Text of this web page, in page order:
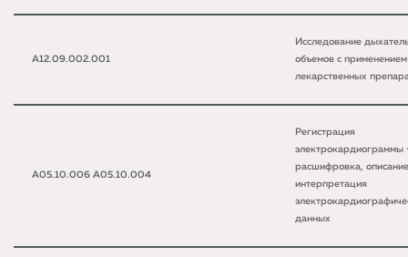
A12.09.002.001
Исследование
объемов с применением
лекарственных
A05.10.006 A05.10.004
Регистрация
электрокардиограммы
расшифровка,
интерпретация
данных